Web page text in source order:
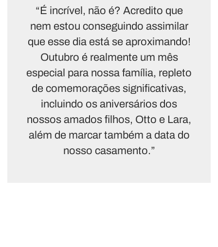
“É incrível, não é? Acredito que
nem estou conseguindo assimilar
que esse dia está se aproximando!
Outubro é realmente um mês
especial para nossa família, repleto
de comemorações significativas,
incluindo os aniversários dos
nossos amados filhos, Otto e Lara,
além de marcar também a data do
nosso casamento.”